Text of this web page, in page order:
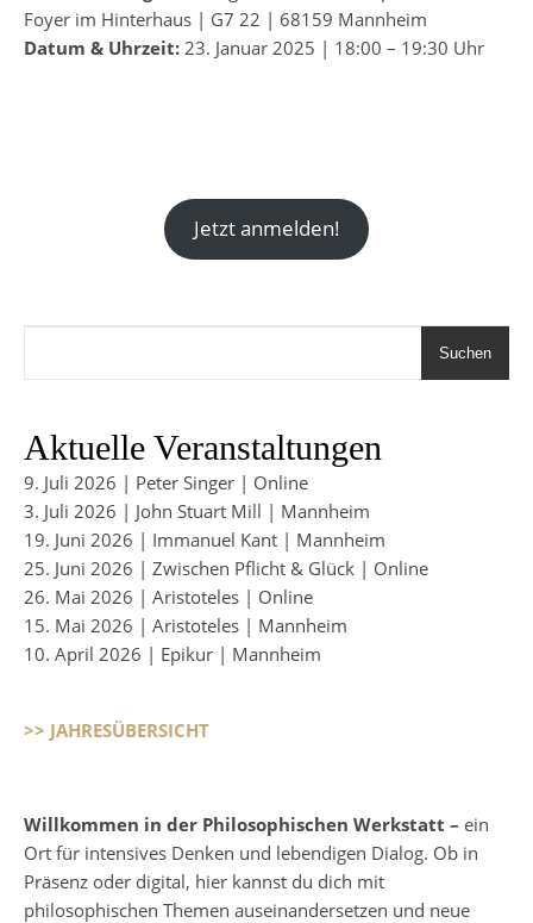
Foyer im Hinterhaus | G7 22 | 68159 Mannheim
Datum & Uhrzeit: 23. Januar 2025 | 18:00 – 19:30 Uhr
Jetzt anmelden!
Suchen
Aktuelle Veranstaltungen
9. Juli 2026 | Peter Singer | Online
3. Juli 2026 | John Stuart Mill | Mannheim
19. Juni 2026 | Immanuel Kant | Mannheim
25. Juni 2026 | Zwischen Pflicht & Glück | Online
26. Mai 2026 | Aristoteles | Online
15. Mai 2026 | Aristoteles | Mannheim
10. April 2026 | Epikur | Mannheim
>> JAHRESÜBERSICHT
Willkommen in der Philosophischen Werkstatt – ein
Ort für intensives Denken und lebendigen Dialog. Ob in
Präsenz oder digital, hier kannst du dich mit
philosophischen Themen auseinandersetzen und neue